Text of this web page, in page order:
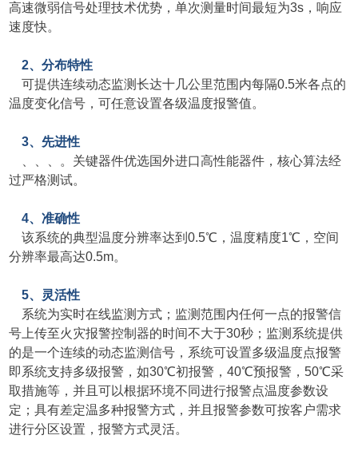
高速微弱信号处理技术优势，单次测量时间最短为3s，响应
速度快。
2、分布特性
可提供连续动态监测长达十几公里范围内每隔0.5米各点的
温度变化信号，可任意设置各级温度报警值。
3、先进性
、、、。关键器件优选国外进口高性能器件，核心算法经
过严格测试。
4、准确性
该系统的典型温度分辨率达到0.5℃，温度精度1℃，空间
分辨率最高达0.5m。
5、灵活性
系统为实时在线监测方式；监测范围内任何一点的报警信
号上传至火灾报警控制器的时间不大于30秒；监测系统提供
的是一个连续的动态监测信号，系统可设置多级温度点报警
即系统支持多级报警，如30℃初报警，40℃预报警，50℃采
取措施等，并且可以根据环境不同进行报警点温度参数设
定；具有差定温多种报警方式，并且报警参数可按客户需求
进行分区设置，报警方式灵活。